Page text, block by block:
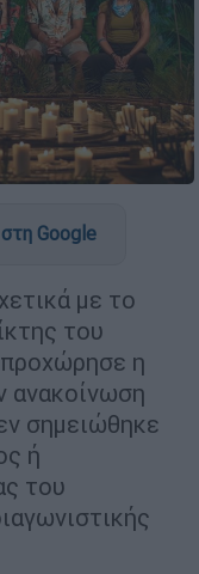
Google
με το
του
προχώρησε η
ανακοίνωση
σημειώθηκε
ή
του